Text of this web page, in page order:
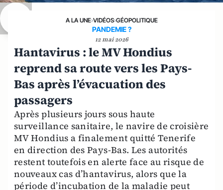
A LA UNE›VIDÉOS›GÉOPOLITIQUE
PANDEMIE ?
12 mai 2026
Hantavirus : le MV Hondius
reprend sa route vers les Pays-
Bas après l’évacuation des
passagers
Après plusieurs jours sous haute
surveillance sanitaire, le navire de croisière
MV Hondius a finalement quitté Tenerife
en direction des Pays-Bas. Les autorités
restent toutefois en alerte face au risque de
nouveaux cas d’hantavirus, alors que la
période d’incubation de la maladie peut